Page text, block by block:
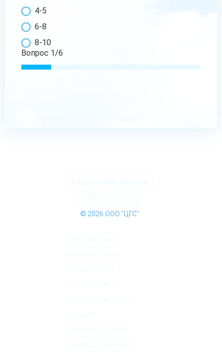
4-5
6-8
8-10
Вопрос 1/6
© 2026 ООО "ЦГС"